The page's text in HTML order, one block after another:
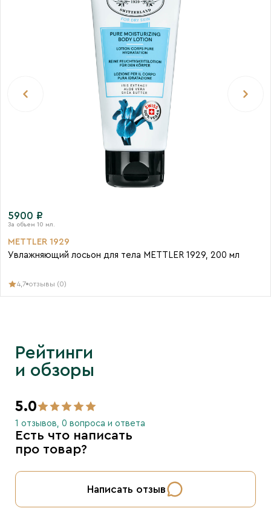
5900 ₽
METTLER 1929
Увлажняющий лосьон для тела METTLER 1929, 200 мл
4,7 отзывы (0)
Рейтинги
и обзоры
5.0
1 отзывов, 0 вопроса и ответа
Есть что написать
про товар?
Написать отзыв